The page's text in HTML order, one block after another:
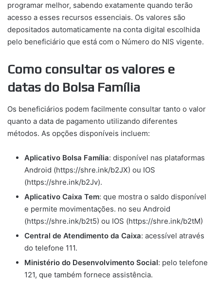
programar melhor, sabendo exatamente quando terão
acesso a esses recursos essenciais. Os valores são
depositados automaticamente na conta digital escolhida
pelo beneficiário que está com o Número do NIS vigente.
Como consultar os valores e
datas do Bolsa Família
Os beneficiários podem facilmente consultar tanto o valor
quanto a data de pagamento utilizando diferentes
métodos. As opções disponíveis incluem:
Aplicativo Bolsa Família: disponível nas plataformas
Android (https://shre.ink/b2JX) ou IOS
(https://shre.ink/b2Jv).
Aplicativo Caixa Tem: que mostra o saldo disponível
e permite movimentações. no seu Android
(https://shre.ink/b2t5) ou IOS (https://shre.ink/b2tM)
Central de Atendimento da Caixa: acessível através
do telefone 111.
Ministério do Desenvolvimento Social: pelo telefone
121, que também fornece assistência.